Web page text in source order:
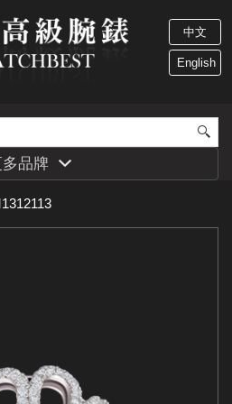
中文
English
品牌